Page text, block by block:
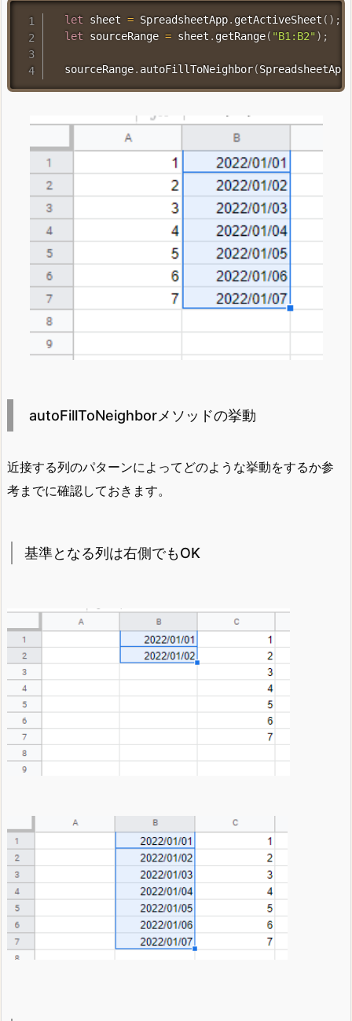
let sheet = SpreadsheetApp. getActiveSheet ( ) ;
let sourceRange = sheet . getRange( "B1:B2") ;
  sourceRange
. autoFillToNeighbor(SpreadsheetApp
autoFillToNeighborメソッドの挙動
近接する列のパターンによってどのような挙動をするか参
考までに確認しておきます。
基準となる列は右側でもOK